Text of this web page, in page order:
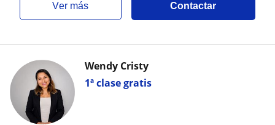
ver más Contactar
1ª clase gratis
Wendy Cristy